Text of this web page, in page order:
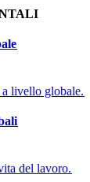
livello globale.​​
del lavoro.​​